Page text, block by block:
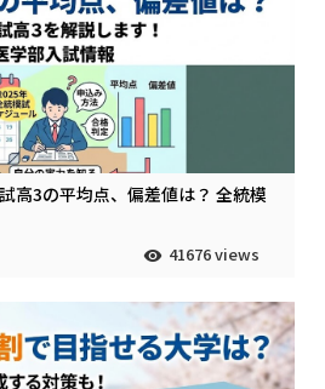
高3の平均点、偏差値は？ 全統模
41676 views